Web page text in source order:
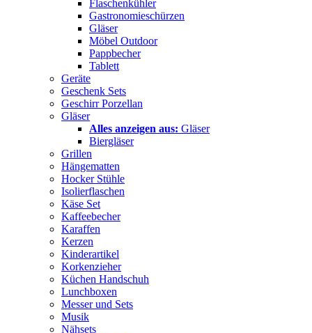
Flaschenkühler
Gastronomieschürzen
Gläser
Möbel Outdoor
Pappbecher
Tablett
Geräte
Geschenk Sets
Geschirr Porzellan
Gläser
Alles anzeigen aus: Gläser
Biergläser
Grillen
Hängematten
Hocker Stühle
Isolierflaschen
Käse Set
Kaffeebecher
Karaffen
Kerzen
Kinderartikel
Korkenzieher
Küchen Handschuh
Lunchboxen
Messer und Sets
Musik
Nähsets